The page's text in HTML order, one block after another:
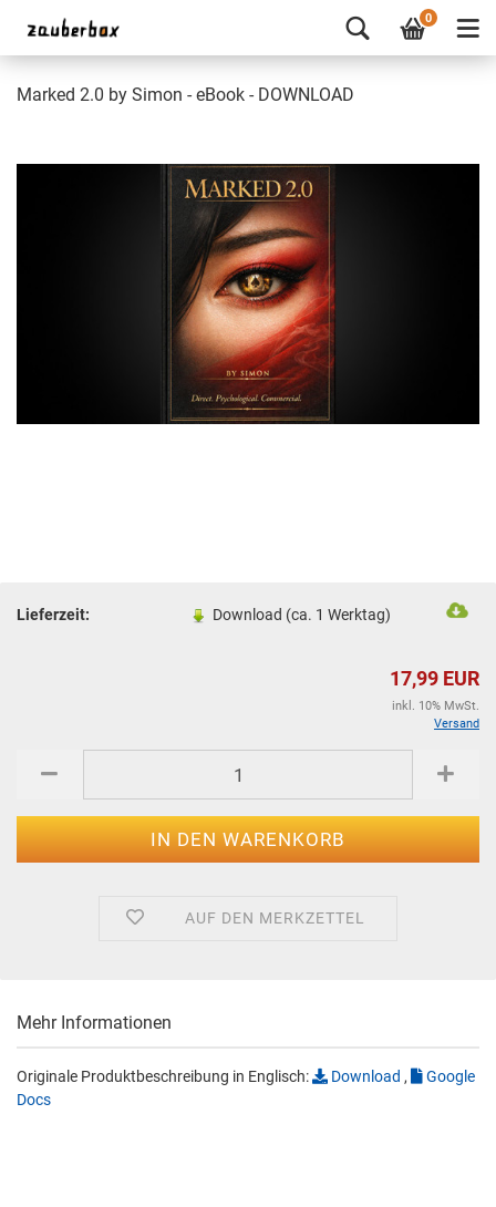
0
Marked 2.0 by Simon - eBook - DOWNLOAD
Lieferzeit: Download (ca. 1 Werktag)
17,99 EUR
inkl. 10% MwSt.
Versand
AUF DEN MERKZETTEL
Mehr Informationen
Originale Produktbeschreibung in Englisch: Download ,
Google
Docs